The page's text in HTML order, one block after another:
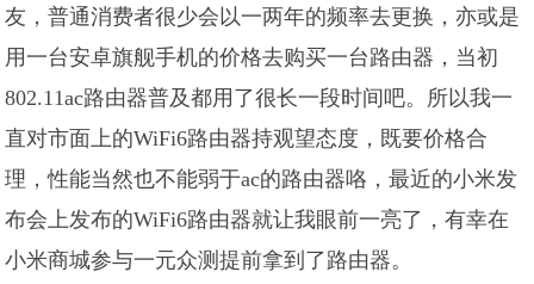
友，普通消费者很少会以一两年的频率去更换，亦或是
用一台安卓旗舰手机的价格去购买一台路由器，当初
802.11ac路由器普及都用了很长一段时间吧。所以我一
直对市面上的WiFi6路由器持观望态度，既要价格合
理，性能当然也不能弱于ac的路由器咯，最近的小米发
布会上发布的WiFi6路由器就让我眼前一亮了，有幸在
小米商城参与一元众测提前拿到了路由器。